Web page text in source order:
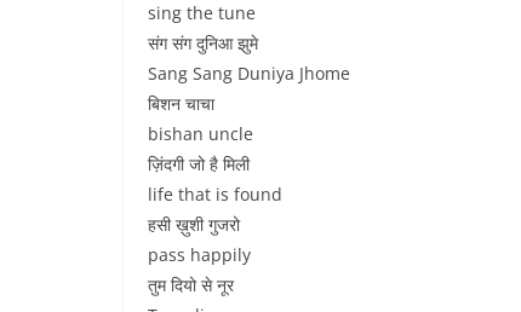
sing the tune
संग संग दुनिआ झुमे
Sang Sang Duniya Jhome
बिशन चाचा
bishan uncle
ज़िंदगी जो है मिली
life that is found
हसी ख़ुशी गुजरो
pass happily
तुम दियो से नूर